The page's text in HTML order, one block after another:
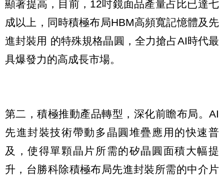
顯著提高，目前，12吋鏡面品產量占比已達七
成以上，同時積極布局HBM高頻寬記憶體及先
進封裝用 的特殊規格晶圓，全力搶占AI時代最
具爆發力的高成長市場。
第二，積極推動產品轉型，深化前瞻布局。AI
先進封裝技術帶動多晶圓堆疊應用的快速普
及，使得單顆晶片所需的矽晶圓面積大幅提
升，台勝科除積極布局先進封裝所需的中介片